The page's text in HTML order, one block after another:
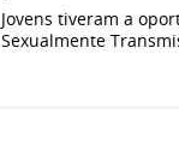
Jovens tiveram a
Sexualmente